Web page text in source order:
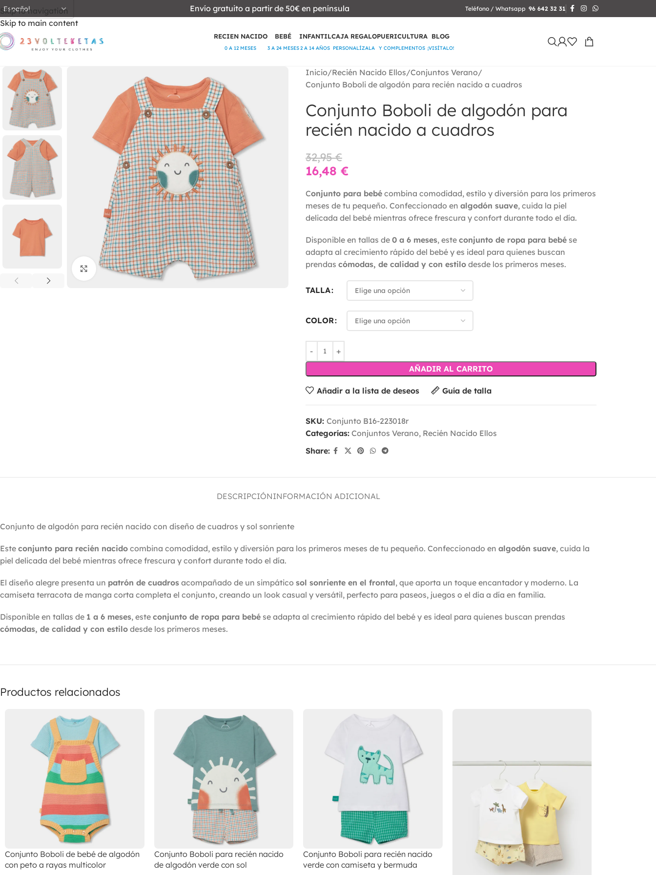
Skip to navigation
Skip to main content
Envío gratuito a partir de 50€ en península Teléfono / Whatsapp 96 642 32 31
RECIEN NACIDO
0 A 12 MESES
BEBÉ
3 A 24 MESES
INFANTIL
2 A 14 AÑOS
CAJA REGALO
PERSONALÍZALA
PUERICULTURA
Y COMPLEMENTOS
BLOG
¡VISÍTALO!
Clic para ampliar
Inicio Recién Nacido Ellos Conjuntos Verano
Conjunto Boboli de algodón para recién nacido a cuadros
Conjunto Boboli de algodón para
recién nacido a cuadros
32,95€
16,48 €
Conjunto para bebécombina comodidad, estilo y diversión para los primeros
meses de tu pequeño. Confeccionado en algodón suave, cuida la piel
delicada del bebé mientras ofrece frescura y confort durante todo el día.
Disponible en tallas de 0 a 6 meses, este conjunto de ropa para bebése
adapta al crecimiento rápido del bebé y es ideal para quienes buscan
prendas cómodas, de calidad y con estilodesde los primeros meses.
TALLA
COLOR
AÑADIR AL CARRITO
Añadir a la lista de deseos Guía de talla
SKU: Conjunto B16-223018r
Categorías: Conjuntos Verano, Recién Nacido Ellos
Share:
DESCRIPCIÓNINFORMACIÓN ADICIONAL
Conjunto de algodón para recién nacido con diseño de cuadros y sol sonriente
Este conjunto para recién nacido combina comodidad, estilo y diversión para los primeros meses de tu pequeño. Confeccionado en algodón suave, cuida la
piel delicada del bebé mientras ofrece frescura y confort durante todo el día.
El diseño alegre presenta un patrón de cuadros acompañado de un simpático sol sonriente en el frontal, que aporta un toque encantador y moderno. La
camiseta terracota de manga corta completa el conjunto, creando un look casual y versátil, perfecto para paseos, juegos o el día a día en familia.
Disponible en tallas de 1 a 6 meses, este conjunto de ropa para bebé se adapta al crecimiento rápido del bebé y es ideal para quienes buscan prendas
cómodas, de calidad y con estilo desde los primeros meses.
Productos relacionados
Conjunto Boboli de bebé de algodón
con peto a rayas multicolor
Conjunto Boboli para recién nacido
de algodón verde con sol
Conjunto Boboli para recién nacido
verde con camiseta y bermuda